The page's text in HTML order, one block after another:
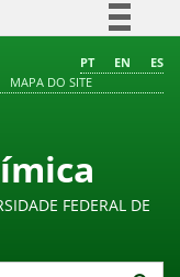
Comunica BR
à informação
Legislação
PT EN
ES
MAPA DO SITE
FEDERAL DE